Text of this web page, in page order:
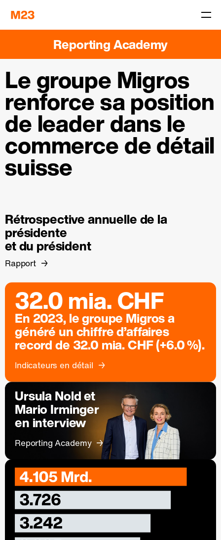
Reporting Academy
Le groupe Migros
renforce sa position
de leader dans le
commerce de détail
suisse
Rétrospective annuelle de la
présidente
et du président
Rapport
32.0 mia. CHF
En 2023, le groupe Migros a
généré un chiffre d’affaires
record de 32.0 mia. CHF (+6.0 %).
Indicateurs en détail
Ursula Nold et
Mario Irminger
en interview
Reporting Academy